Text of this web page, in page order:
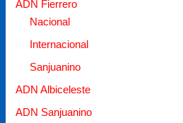
ADN Fierrero
Nacional
Internacional
Sanjuanino
ADN Albiceleste
ADN Sanjuanino